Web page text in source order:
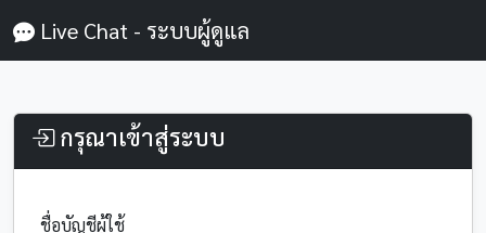
Live Chat - ระบบผู้ดูแล
กรุณาเข้าสู่ระบบ
ชื่อบัญชีผู้ใช้